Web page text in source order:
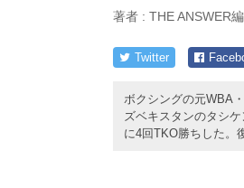
著者 : THE ANSWER
Twitter
ボクシングの元WBA
ズベキスタンのタシ
に4回TKO勝ちした。